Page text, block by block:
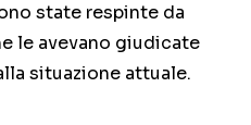
state respinte da
le avevano giudicate
situazione attuale.